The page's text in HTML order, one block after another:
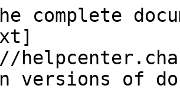
complete
versions of